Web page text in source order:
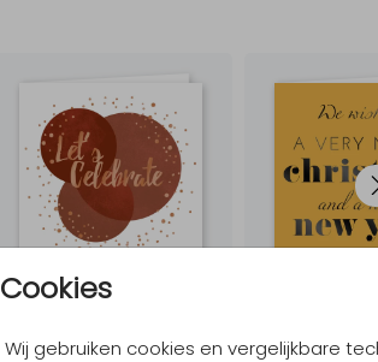
Cookies
Wij gebruiken cookies en vergelijkbare